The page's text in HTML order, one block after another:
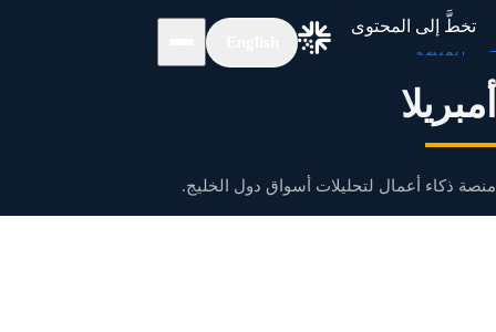
تخطَّ إلى المحتوى
الرئيسية
المنصة
أمبريلا
منصة ذكاء أعمال لتحليلات أسواق دول الخليج.